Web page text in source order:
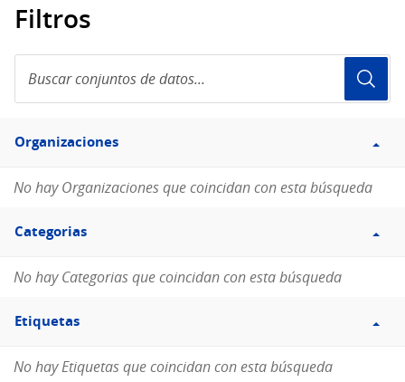
Filtros
conjuntos
de
Filtro
Organizaciones
Organizaciones
No hay Organizaciones que coincidan con esta búsqueda
Filtro
Categorias
Categorias
No hay Categorias que coincidan con esta búsqueda
Filtro
Etiquetas
Etiquetas
No hay Etiquetas que coincidan con esta búsqueda